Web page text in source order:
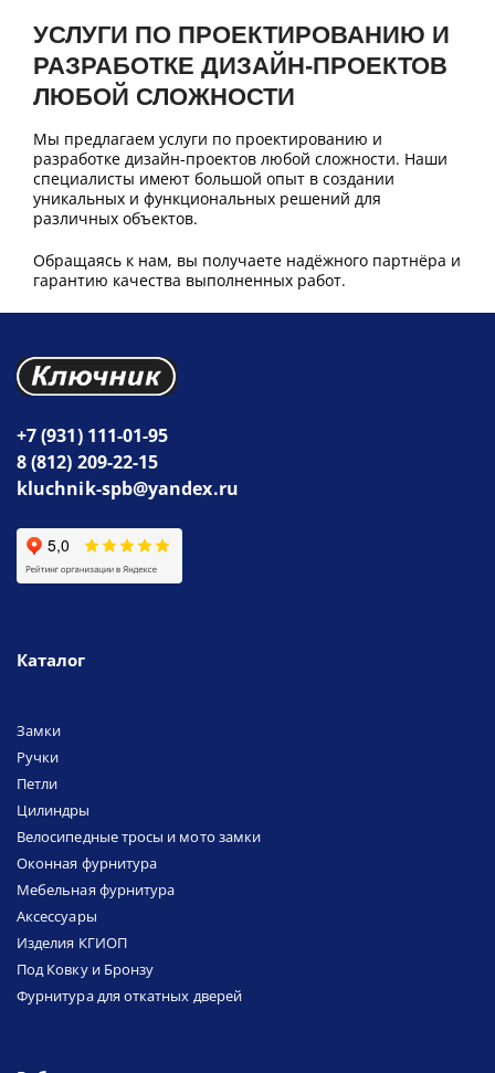
УСЛУГИ ПО ПРОЕКТИРОВАНИЮ И
РАЗРАБОТКЕ ДИЗАЙН-ПРОЕКТОВ
ЛЮБОЙ СЛОЖНОСТИ
Мы предлагаем услуги по проектированию и
разработке дизайн-проектов любой сложности. Наши
специалисты имеют большой опыт в создании
уникальных и функциональных решений для
различных объектов.
Обращаясь к нам, вы получаете надёжного партнёра и
гарантию качества выполненных работ.
+7 (931) 111-01-95
8 (812) 209-22-15
kluchnik-spb@yandex.ru
Каталог
Замки
Ручки
Петли
Цилиндры
Велосипедные тросы и мото замки
Оконная фурнитура
Мебельная фурнитура
Аксессуары
Изделия КГИОП
Под Ковку и Бронзу
Фурнитура для откатных дверей